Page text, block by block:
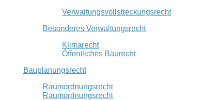
Verwaltungsvollstreckungsrecht
Besonderes Verwaltungsrecht
Klimarecht
Öffentliches Baurecht
Bauplanungsrecht
Raumordnungsrecht
Raumordnungsrecht